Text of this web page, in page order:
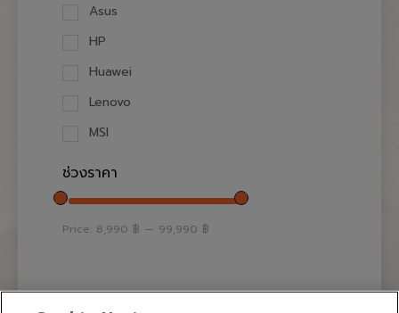
Asus
HP
Huawei
Lenovo
MSI
ช่วงราคา
Price: 8,990 ฿ — 99,990 ฿